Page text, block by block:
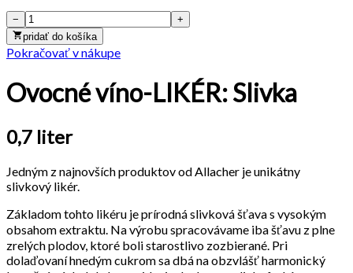
−
+
pridať do košíka
Pokračovať v nákupe
Ovocné víno-LIKÉR: Slivka
0,7 liter
Jedným z najnovších produktov od Allacher je unikátny
slivkový likér.
Základom tohto likéru je prírodná slivková šťava s vysokým
obsahom extraktu. Na výrobu spracovávame iba šťavu z plne
zrelých plodov, ktoré boli starostlivo zozbierané. Pri
dolaďovaní hnedým cukrom sa dbá na obzvlášť harmonický